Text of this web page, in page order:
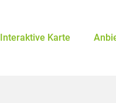
Interaktive Karte